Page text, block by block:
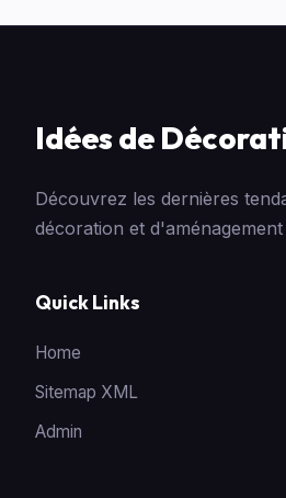
Idées de
Découvrez les dernières
décoration et
Quick Links
Home
Sitemap XML
Admin